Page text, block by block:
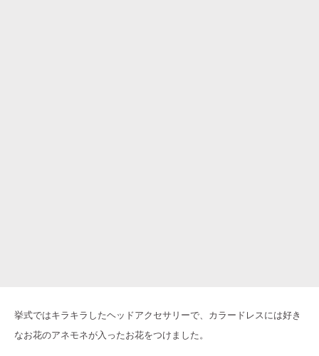
挙式ではキラキラしたヘッドアクセサリーで、カラードレスには好き
なお花のアネモネが入ったお花をつけました。